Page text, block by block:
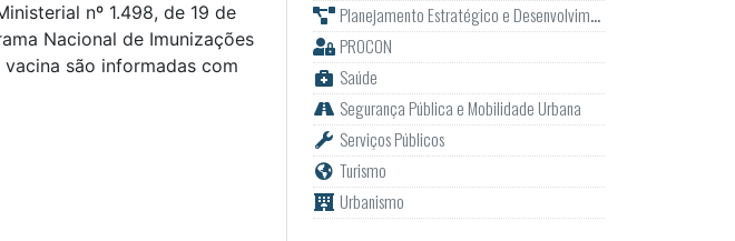
nº 1.498, de 19 de
Nacional de Imunizações
são informadas com
Planejamento Estratégico e Desenvolvimento
PROCON
Saúde
Segurança Pública e Mobilidade Urbana
Serviços Públicos
Turismo
Urbanismo